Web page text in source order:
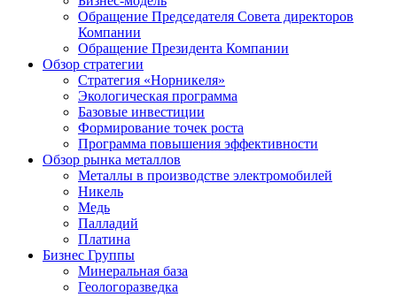
Обращение Председателя Совета директоров
Компании
Обращение Президента Компании
Обзор стратегии
Стратегия «Норникеля»
Экологическая программа
Базовые инвестиции
Формирование точек роста
Программа повышения эффективности
Обзор рынка металлов
Металлы в производстве электромобилей
Никель
Медь
Палладий
Платина
Бизнес Группы
Минеральная база
Геологоразведка